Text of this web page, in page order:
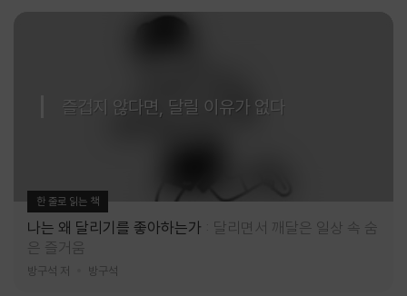
즐겁지 않다면, 달릴 이유가 없다
한 줄로 읽는 책
나는 왜 달리기를 좋아하는가
달리면서 깨달은 일상 속 숨
은 즐거움
방구석 저 방구석